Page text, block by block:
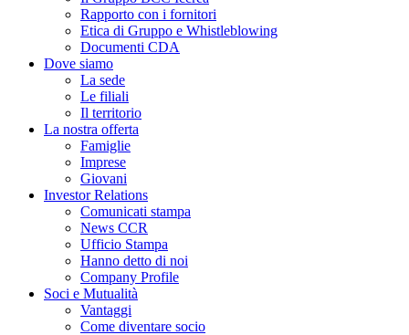
Rapporto con i fornitori
Etica di Gruppo e Whistleblowing
Documenti CDA
Dove siamo
La sede
Le filiali
Il territorio
La nostra offerta
Famiglie
Imprese
Giovani
Investor Relations
Comunicati stampa
News CCR
Ufficio Stampa
Hanno detto di noi
Company Profile
Soci e Mutualità
Vantaggi
Come diventare socio